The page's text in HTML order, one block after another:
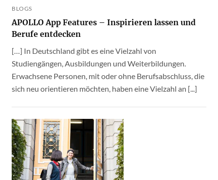
BLOGS
APOLLO App Features – Inspirieren lassen und
Berufe entdecken
[…] In Deutschland gibt es eine Vielzahl von
Studiengängen, Ausbildungen und Weiterbildungen.
Erwachsene Personen, mit oder ohne Berufsabschluss, die
sich neu orientieren möchten, haben eine Vielzahl an [...]